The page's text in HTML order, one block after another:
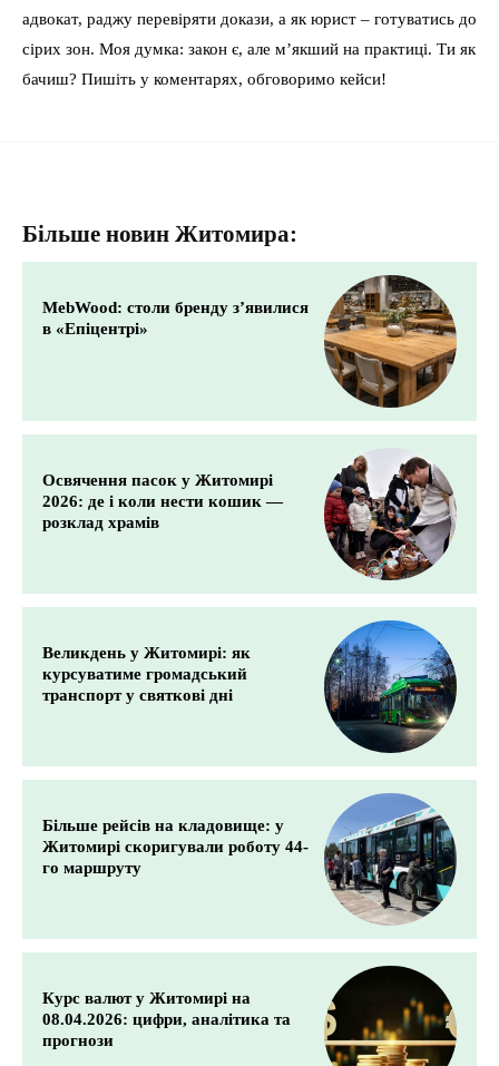
адвокат, раджу перевіряти докази, а як юрист – готуватись до
сірих зон. Моя думка: закон є, але м’якший на практиці. Ти як
бачиш? Пишіть у коментарях, обговоримо кейси!
Більше новин Житомира:
MebWood: столи бренду з’явилися
в «Епіцентрі»
Освячення пасок у Житомирі
2026: де і коли нести кошик —
розклад храмів
Великдень у Житомирі: як
курсуватиме громадський
транспорт у святкові дні
Більше рейсів на кладовище: у
Житомирі скоригували роботу 44-
го маршруту
Курс валют у Житомирі на
08.04.2026: цифри, аналітика та
прогнози